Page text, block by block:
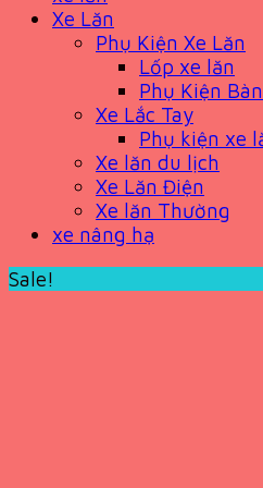
Xe Lăn
Phụ Kiện Xe Lăn
Lốp xe lăn
Phụ Kiện
Xe Lắc Tay
Phụ kiện xe
Xe lăn du lịch
Xe Lăn Điện
Xe lăn Thường
xe nâng hạ
Sale!